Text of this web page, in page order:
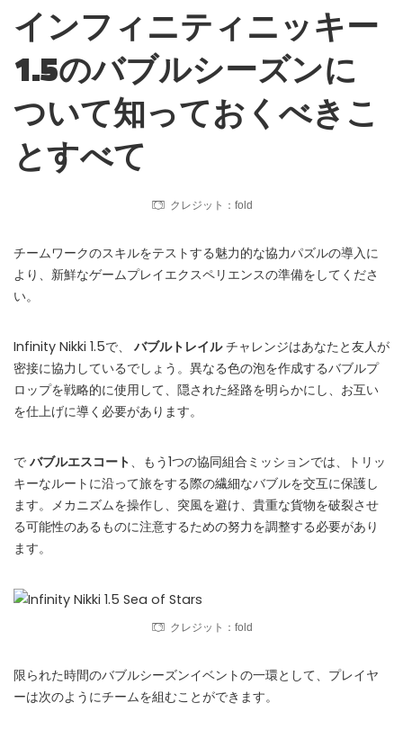
Steam Games Giveaways
Global contests to win full Steam games & gift cards
Zero Ads • Zero Spam
No promotions, no junk — just pure gaming content
Everything arrives directly — faster than websites or email
Exclusive guides & secrets never published anywhere else
Global Community
Join gamers worldwide and get real-time alerts
インフィニティニッキー
1.5のバブルシーズンに
ついて知っておくべきこ
とすべて
クレジット：fold
チームワークのスキルをテストする魅力的な協力パズルの導入に
より、新鮮なゲームプレイエクスペリエンスの準備をしてくださ
い。
Infinity Nikki 1.5で、 バブルトレイルチャレンジはあなたと友人が
密接に協力しているでしょう。異なる色の泡を作成するバブルプ
ロップを戦略的に使用して、隠された経路を明らかにし、お互い
を仕上げに導く必要があります。
で バブルエスコート、もう1つの協同組合ミッションでは、トリッ
キーなルートに沿って旅をする際の繊細なバブルを交互に保護し
ます。メカニズムを操作し、突風を避け、貴重な貨物を破裂させ
る可能性のあるものに注意するための努力を調整する必要があり
ます。
クレジット：fold
限られた時間のバブルシーズンイベントの一環として、プレイヤ
ーは次のようにチームを組むことができます。